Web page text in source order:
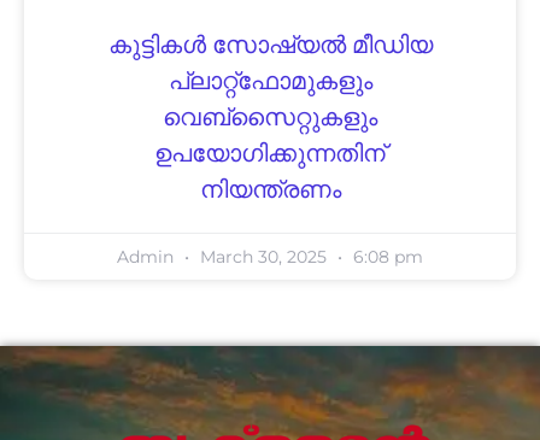
കുട്ടികള്‍ സോഷ്യല്‍ മീഡിയ
പ്ലാറ്റ്ഫോമുകളും
വെബ്‌സൈറ്റുകളും
ഉപയോഗിക്കുന്നതിന്
നിയന്ത്രണം
Admin March 30, 2025 6:08 pm